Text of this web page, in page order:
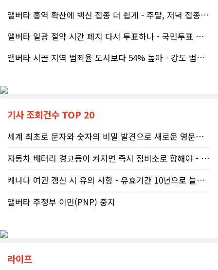
앨버타 홍역 확산에 백신 접종 더 쉽게 - 주말, 저녁 접종 클리닉 열..
앨버타 일광 절약 시간 폐지 다시 투표하나 - 국민투표 기준 낮춰지며 ..
앨버타 시골 지역 범죄율 도시보다 54% 높아 - 강도 범죄는 도시가 ..
기사 조회건수 TOP 20
세계 최초로 문자와 숫자의 비밀 발견으로 새로운 영문법을 발명한 임성빈..
자동차 배터리 경고등이 켜지면 즉시 정비소로 향해야 - 주행중 차량 갑..
캐나다 여권 갱신 시 유의 사항 - 유효기간 10년으로 늘어나 편리
앨버타 주정부 이민(PNP) 중지
라이프